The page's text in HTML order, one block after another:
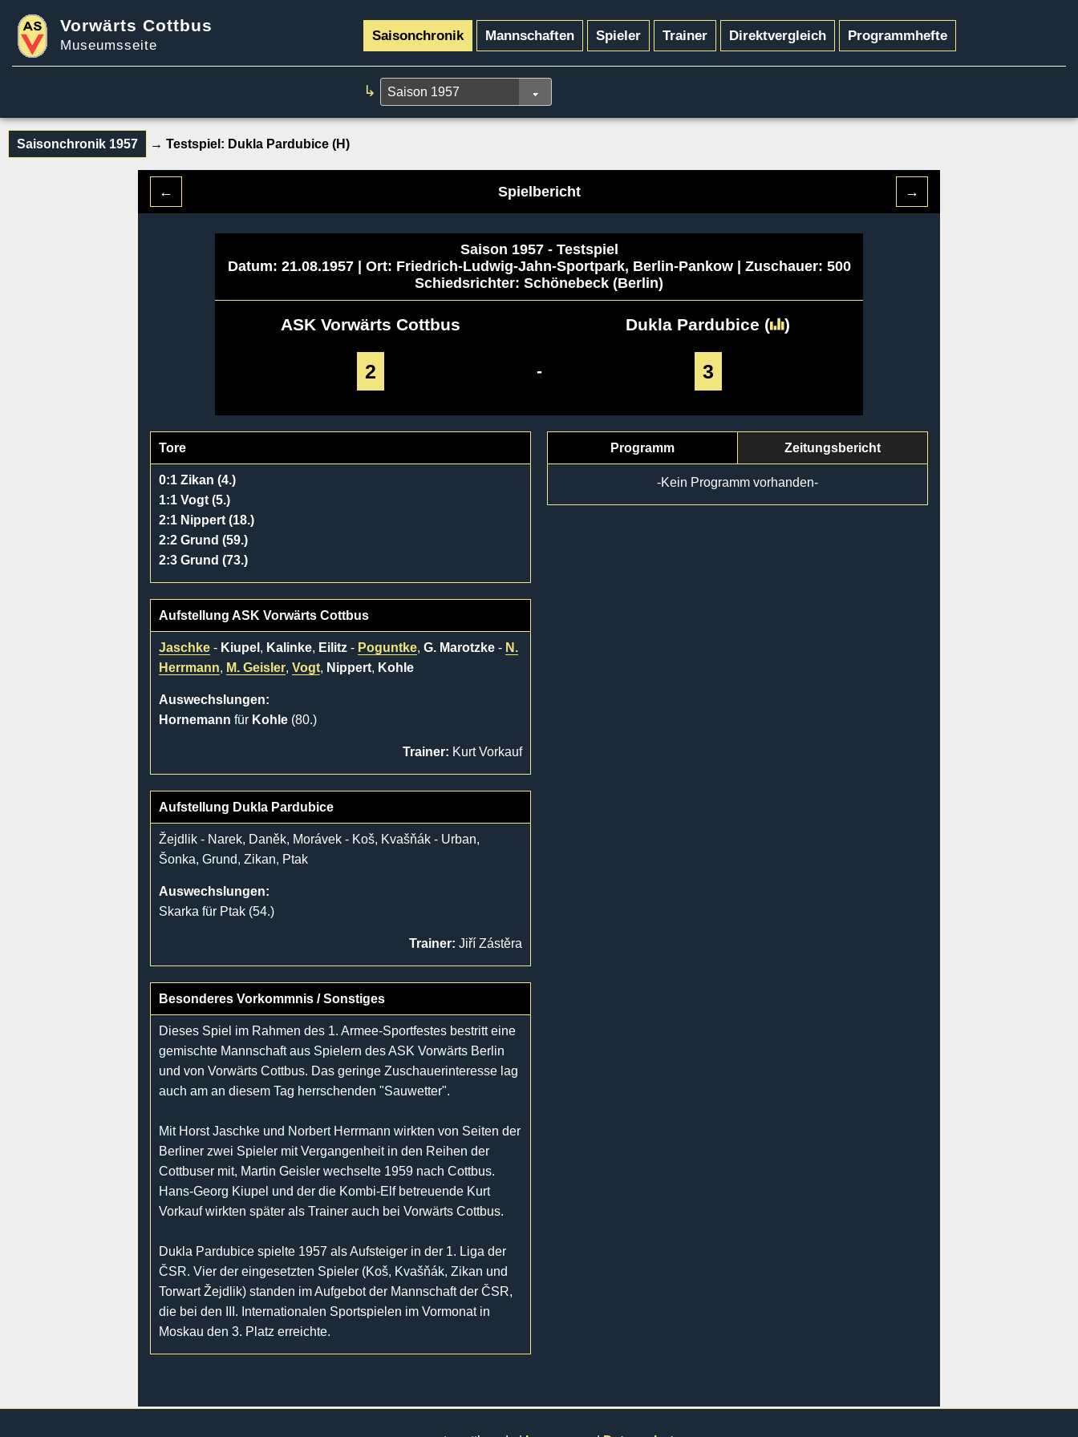
Vorwärts Cottbus
Museumsseite
Saisonchronik Mannschaften Spieler Trainer Direktvergleich Programmhefte
↳
Saisonchronik 1957 → Testspiel: Dukla Pardubice (H)
← Spielbericht →
Saison 1957 - Testspiel
Datum: 21.08.1957 | Ort: Friedrich-Ludwig-Jahn-Sportpark, Berlin-Pankow | Zuschauer: 500
Schiedsrichter: Schönebeck (Berlin)
ASK Vorwärts Cottbus Dukla Pardubice ( )
2 - 3
Programm Zeitungsbericht
-Kein Programm vorhanden-
Tore
0:1 Zikan (4.)
1:1 Vogt (5.)
2:1 Nippert (18.)
2:2 Grund (59.)
2:3 Grund (73.)
Aufstellung ASK Vorwärts Cottbus
Jaschke - Kiupel , Kalinke, Eilitz - Poguntke, G. Marotzke - N.
Herrmann, M. Geisler, Vogt, Nippert, Kohle
Auswechslungen:
Hornemann für Kohle (80.)
Trainer: Kurt Vorkauf
Aufstellung Dukla Pardubice
Žejdlik - Narek, Daněk, Morávek - Koš, Kvašňák - Urban,
Šonka, Grund, Zikan, Ptak
Auswechslungen:
Skarka für Ptak (54.)
Trainer: Jiří Zástěra
Besonderes Vorkommnis / Sonstiges
Dieses Spiel im Rahmen des 1. Armee-Sportfestes bestritt eine
gemischte Mannschaft aus Spielern des ASK Vorwärts Berlin
und von Vorwärts Cottbus. Das geringe Zuschauerinteresse lag
auch am an diesem Tag herrschenden "Sauwetter".
Mit Horst Jaschke und Norbert Herrmann wirkten von Seiten der
Berliner zwei Spieler mit Vergangenheit in den Reihen der
Cottbuser mit, Martin Geisler wechselte 1959 nach Cottbus.
Hans-Georg Kiupel und der die Kombi-Elf betreuende Kurt
Vorkauf wirkten später als Trainer auch bei Vorwärts Cottbus.
Dukla Pardubice spielte 1957 als Aufsteiger in der 1. Liga der
ČSR. Vier der eingesetzten Spieler (Koš, Kvašňák, Zikan und
Torwart Žejdlik) standen im Aufgebot der Mannschaft der ČSR,
die bei den III. Internationalen Sportspielen im Vormonat in
Moskau den 3. Platz erreichte.